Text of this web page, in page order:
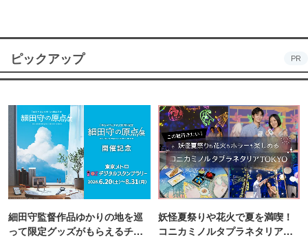
ピックアップ PR
細田守監督作品ゆかりの地を巡
って限定グッズがもらえるチャ
妖怪夏祭りや花火で夏を満喫！
コニカミノルタプラネタリア